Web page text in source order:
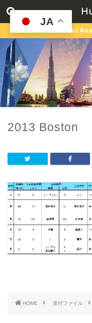
Hult Alumni
2013 Boston
HOME 添付ファイル
JA